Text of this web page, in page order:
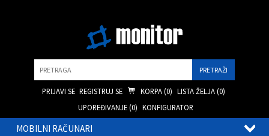
PRIJAVI SE REGISTRUJ SE KORPA (0) LISTA ŽELJA (0)
UPOREĐIVANJE (0) KONFIGURATOR
MOBILNI RAČUNARI